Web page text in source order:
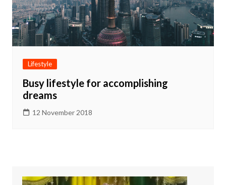
Lifestyle
Busy lifestyle for accomplishing
dreams
12 November 2018